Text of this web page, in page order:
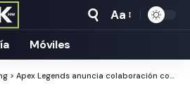
Tamaño
Aa
Móviles
> Apex Legends anuncia colaboración con Cyberpunk 2077